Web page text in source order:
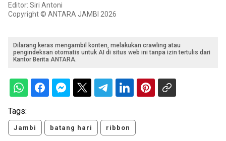
Editor: Siri Antoni
Copyright © ANTARA JAMBI 2026
Dilarang keras mengambil konten, melakukan crawling atau
pengindeksan otomatis untuk AI di situs web ini tanpa izin tertulis dari
Kantor Berita ANTARA.
Tags:
Jambi batang hari ribbon